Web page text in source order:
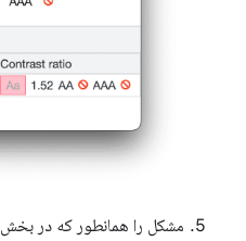
مشکل را همانطور که در بخش